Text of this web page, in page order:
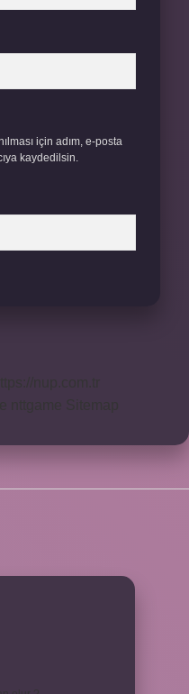
için adım, e-posta
kaydedilsin.